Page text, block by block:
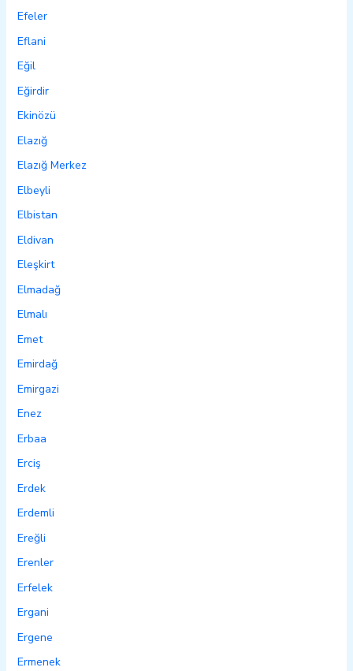
Efeler
Eflani
Eğil
Eğirdir
Ekinözü
Elazığ
Elazığ Merkez
Elbeyli
Elbistan
Eldivan
Eleşkirt
Elmadağ
Elmalı
Emet
Emirdağ
Emirgazi
Enez
Erbaa
Erciş
Erdek
Erdemli
Ereğli
Erenler
Erfelek
Ergani
Ergene
Ermenek